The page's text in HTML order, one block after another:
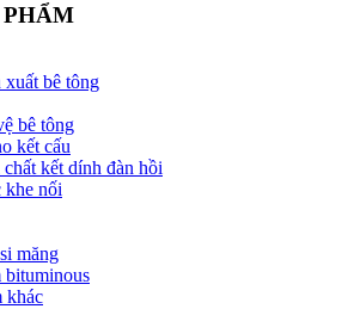
PHẨM
xuất bê tông
bê tông
kết cấu
kết dính đàn hồi
khe nối
măng
bituminous
khác